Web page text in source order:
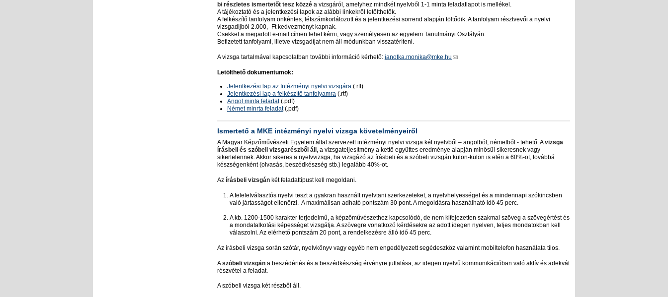
b/ részletes ismertetőt tesz közzé a vizsgáról, amelyhez mindkét nyelvből 1-1 minta feladatlapot is mellékel.
A tájékoztató és a jelentkezési lapok az alábbi linkekről letölthetők.
A felkészítő tanfolyam önkéntes, létszámkorlátozott és a jelentkezési sorrend alapján töltődik. A tanfolyam résztvevői a nyelvi
vizsgadíjból 2.000,- Ft kedvezményt kapnak.
Csekket a megadott e-mail címen lehet kérni, vagy személyesen az egyetem Tanulmányi Osztályán.
Befizetett tanfolyami, illetve vizsgadíjat nem áll módunkban visszatéríteni.
A vizsga tartalmával kapcsolatban további információ kérhető: janotka.monika@mke.hu
Letölthető dokumentumok:
Jelentkezési lap az Intézményi nyelvi vizsgára (.rtf)
Jelentkezési lap a felkészítő tanfolyamra (.rtf)
Angol minta feladat(.pdf)
Német minrta feladat(.pdf)
Ismertető a MKE intézményi nyelvi vizsga követelményeiről
A Magyar Képzőművészeti Egyetem által szervezett intézményi nyelvi vizsga két nyelvből – angolból, németből - tehető. Avizsga
írásbeli és szóbeli vizsgarészből áll , a vizsgateljesítmény a kettő együttes eredménye alapján minősül sikeresnek vagy
sikertelennek. Akkor sikeres a nyelvvizsga, ha vizsgázó az írásbeli és a szóbeli vizsgán külön-külön is eléri a 60%-ot, továbbá
készségenként (olvasás, beszédkészség stb.) legalább 40%-ot.
Az írásbeli vizsgán két feladattípust kell megoldani.
A feleletválasztós nyelvi teszt a gyakran használt nyelvtani szerkezeteket, a nyelvhelyességet és a mindennapi szókincsben
való jártasságot ellenőrzi. A maximálisan adható pontszám 30 pont. A megoldásra használható idő 45 perc.
A kb. 1200-1500 karakter terjedelmű, a képzőművészethez kapcsolódó, de nem kifejezetten szakmai szöveg a szövegértést és
a mondatalkotási képességet vizsgálja. A szövegre vonatkozó kérdésekre az adott idegen nyelven, teljes mondatokban kell
válaszolni. Az elérhető pontszám 20 pont, a rendelkezésre álló idő 45 perc.
Az írásbeli vizsga során szótár, nyelvkönyv vagy egyéb nem engedélyezett segédeszköz valamint mobiltelefon használata tilos.
Aszóbeli vizsgán a beszédértés és a beszédkészség érvényre juttatása, az idegen nyelvű kommunikációban való aktív és adekvát
részvétel a feladat.
A szóbeli vizsga két részből áll.